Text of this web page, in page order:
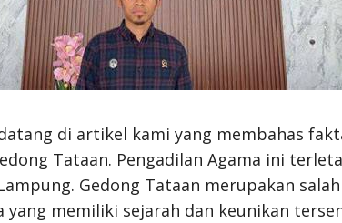
di artikel kami yang membahas
Tataan. Pengadilan Agama ini
Gedong Tataan merupakan
yang memiliki sejarah dan keunikan